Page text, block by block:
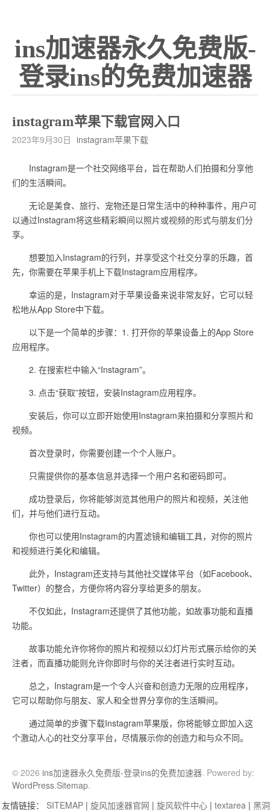
ins加速器永久免费版-
登录ins的免费加速器
instagram苹果下载官网入口
2023年9月30日 instagram苹果下载
Instagram是一个社交网络平台，旨在帮助人们拍摄和分享他
们的生活瞬间。
无论是美食、旅行、宠物还是日常生活中的种种事件，用户可
以通过Instagram将这些精彩瞬间以照片或视频的形式与朋友们分
享。
想要加入Instagram的行列，并享受这个社交分享的乐趣，首
先，你需要在苹果手机上下载Instagram应用程序。
幸运的是，Instagram对于苹果设备来说非常友好，它可以轻
松地从App Store中下载。
以下是一个简单的步骤：1. 打开你的苹果设备上的App Store
应用程序。
2. 在搜索栏中输入“Instagram”。
3. 点击“获取”按钮，安装Instagram应用程序。
安装后，你可以立即开始使用Instagram来拍摄和分享照片和
视频。
首次登录时，你需要创建一个个人账户。
只需提供你的基本信息并选择一个用户名和密码即可。
成功登录后，你将能够浏览其他用户的照片和视频，关注他
们，并与他们进行互动。
你也可以使用Instagram的内置滤镜和编辑工具，对你的照片
和视频进行美化和编辑。
此外，Instagram还支持与其他社交媒体平台（如Facebook、
Twitter）的整合，方便你将内容分享给更多的朋友。
不仅如此，Instagram还提供了其他功能，如故事功能和直播
功能。
故事功能允许你将你的照片和视频以幻灯片形式展示给你的关
注者，而直播功能则允许你即时与你的关注者进行实时互动。
总之，Instagram是一个令人兴奋和创造力无限的应用程序，
它可以帮助你与朋友、家人和全世界分享你的生活瞬间。
通过简单的步骤下载Instagram苹果版，你将能够立即加入这
个激动人心的社交分享平台，尽情展示你的创造力和与众不同。
© 2026 ins加速器永久免费版-登录ins的免费加速器. Powered by:
WordPress.Sitemap.
友情链接： SITEMAP | 旋风加速器官网 | 旋风软件中心 | textarea | 黑